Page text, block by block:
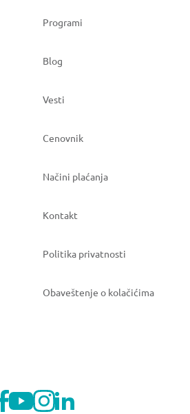
Programi
Blog
Vesti
Cenovnik
Načini plaćanja
Kontakt
Politika privatnosti
Obaveštenje o kolačićima